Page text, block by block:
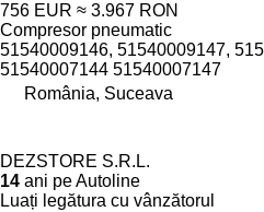
756 EUR ≈ 3.967 RON
Compresor pneumatic
51540009146, 51540009147,
51540007144 51540007147
România, Suceava
DEZSTORE S.R.L.
14 ani pe Autoline
Luați legătura cu vânzătorul